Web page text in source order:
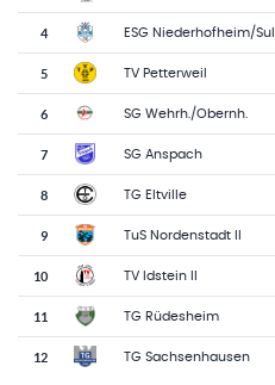
4 ESG Niederhofheim/
5 TV Petterweil
6 SG Wehrh./Obernh.
7 SG Anspach
8 TG Eltville
9 TuS Nordenstadt II
10 TV Idstein II
11 TG Rüdesheim
12 TG Sachsenhausen